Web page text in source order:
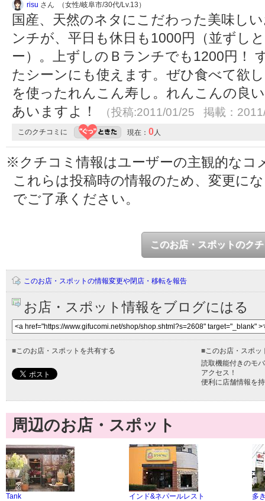
risu さん （女性/岐阜市/30代/Lv.13）
国産、天然のネタにこだわった美味し
ンチが、平日も休日も1000円（並ずし
ー）。上ずしのＢランチでも1200円！
たシーンにも使えます。ぜひ食べて欲
を使ったれんこん寿し。れんこんの良
あいますよ！
（投稿:2011/01/25 掲載：
このクチコミに 現在： 0人
※クチコミ情報はユーザーの主観的なコ
これらは投稿時の情報のため、変更に
でご了承ください。
このお店・スポットのク
このお店・スポットの情報変更や閉店・移転を報告
お店・スポット情報をブログにはる
■このお店・スポットを共有する ■このお店・スポッ
読取機能付きのモ
アクセス！
便利に店舗情報を
周辺のお店・スポット
Tank
インド&ネパールレスト
多